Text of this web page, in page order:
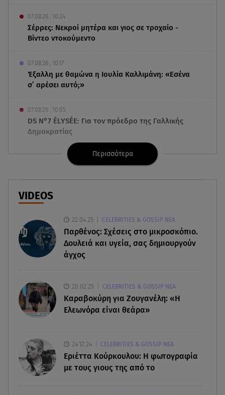
07.08.26 , 10:24
Σέρρες: Νεκροί μητέρα και γιος σε τροχαίο -
Βίντεο ντοκούμεντο
07.08.26 , 10:17
Έξαλλη με θαμώνα η Ιουλία Καλλιμάνη: «Εσένα
σ’ αρέσει αυτό;»
07.08.26 , 10:05
DS N°7 ÉLYSÉE: Για τον πρόεδρο της Γαλλικής
Δημοκρατίας
Νηστεία Δεκαπενταύγουστου: φτιάξτε παστίτσιο
με κιμά μανιταριών
07.08.26 , 09:47
Κυψέλη: «Δεν μπορούσαμε να το πιστέψουμε»
07.08.26 , 09:47
Πασίγνωστη influencer «έφυγε» από τη ζωή μετά
από μάχη με σπάνιο καρκίνο
07.08.26 , 09:38
Στη φυλακή ο δήμαρχος Στυλίδας και άλλοι δύο
για τη φωτιά στη Βοιωτία
Ανδρομάχη: «Συγγνώμη. Δεν μπόρεσα να
ανταπεξέλθω»
Περισσότερα
VIDEOS
22.04.25 CELEBRITIES & GOSSIP ΝΕΑ
Παρθένος: Σχέσεις στο μικροσκόπιο.
Δουλειά και υγεία, σας δημιουργούν
άγχος
20.02.25 CELEBRITIES & GOSSIP ΝΕΑ
Καραβοκύρη για Ζουγανέλη: «Η
Ελεωνόρα είναι θεάρα»
24.12.24 CELEBRITIES & GOSSIP ΝΕΑ
Εριέττα Κούρκουλου: Η φωτογραφία
με τους γιους της από το